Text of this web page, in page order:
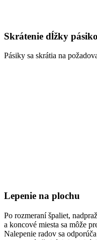
Skrátenie dĺžky
Pásiky sa skrátia na
Lepenie na plochu
Po rozmeraní špaliet,
a koncové miesta sa môže
Nalepenie radov sa